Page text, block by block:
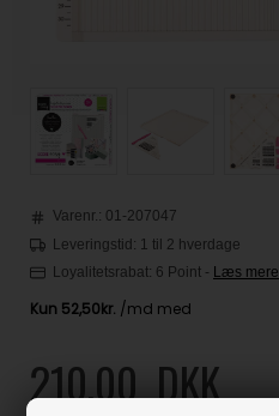
Varenr.: 01-207047
Leveringstid: 1 til 2 hverdage
Loyalitetsrabat: 6 Point - Læs mere
210,00DKK